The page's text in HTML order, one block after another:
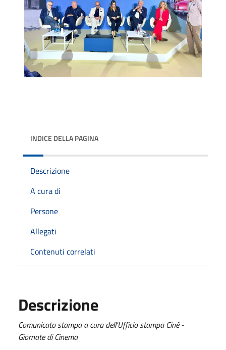
INDICE DELLA PAGINA
Descrizione
A cura di
Persone
Allegati
Contenuti correlati
Descrizione
Comunicato stampa a cura dell'Ufficio stampa Ciné -
Giornate di Cinema